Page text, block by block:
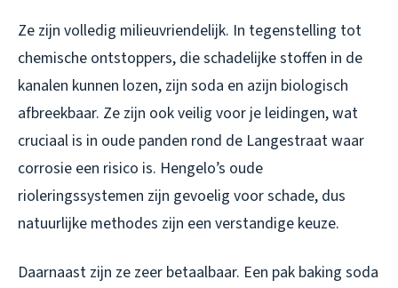
Ze zijn volledig milieuvriendelijk. In tegenstelling tot
chemische ontstoppers, die schadelijke stoffen in de
kanalen kunnen lozen, zijn soda en azijn biologisch
afbreekbaar. Ze zijn ook veilig voor je leidingen, wat
cruciaal is in oude panden rond de Langestraat waar
corrosie een risico is. Hengelo’s oude
rioleringssystemen zijn gevoelig voor schade, dus
natuurlijke methodes zijn een verstandige keuze.
Daarnaast zijn ze zeer betaalbaar. Een pak baking soda